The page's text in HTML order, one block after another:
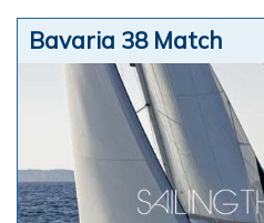
Bavaria 38 Match